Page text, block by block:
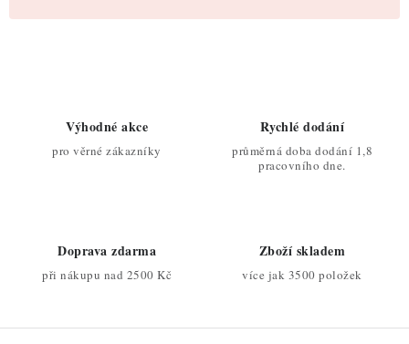
Výhodné akce
pro věrné zákazníky
Rychlé dodání
průměrná doba dodání 1,8
pracovního dne.
Doprava zdarma
při nákupu nad 2500 Kč
Zboží skladem
více jak 3500 položek